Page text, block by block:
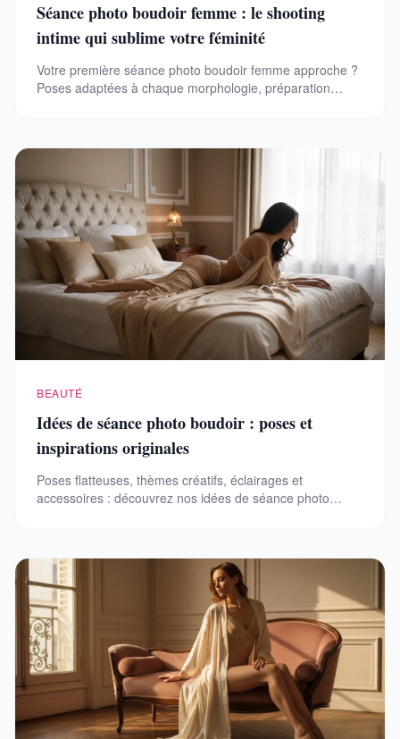
Séance photo boudoir femme : le shooting
intime qui sublime votre féminité
Votre première séance photo boudoir femme approche ?
Poses adaptées à chaque morphologie, préparation
BEAUTÉ
Idées de séance photo boudoir : poses et
inspirations originales
Poses flatteuses, thèmes créatifs, éclairages et
accessoires : découvrez nos idées de séance photo